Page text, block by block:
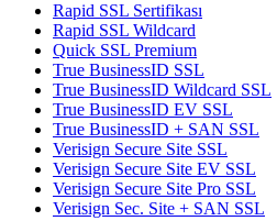
Rapid SSL Sertifikası
Rapid SSL Wildcard
Quick SSL Premium
True BusinessID SSL
True BusinessID Wildcard SSL
True BusinessID EV SSL
True BusinessID + SAN SSL
Verisign Secure Site SSL
Verisign Secure Site EV SSL
Verisign Secure Site Pro SSL
Verisign Sec. Site + SAN SSL